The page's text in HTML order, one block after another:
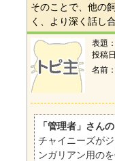
そのことで、他の
く、より深く話し
表題：
投稿
名前
「管理者」さん
チャイニーズが
ンガリアン用の